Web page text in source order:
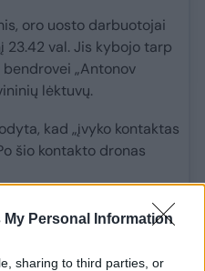
My Personal Information
sharing to third parties, or
oro uosto darbuotojai
val. Jis kybojo tarp
„Antonov
lėktuvų.
kad „įvyko kontaktas
šio kontakto dronas
oro uosto darbuotojas
ir jį nuleido. Vyras tuo
sprogstamąjį įtaisą.